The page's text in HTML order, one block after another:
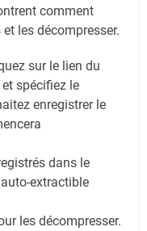
comment
les décompresser.
sur le lien du
spécifiez le
enregistrer le
dans le
extractible
les décompresser.